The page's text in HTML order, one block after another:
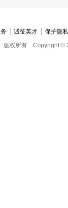
诚征英才
保护隐
版权所有 Copyright ©